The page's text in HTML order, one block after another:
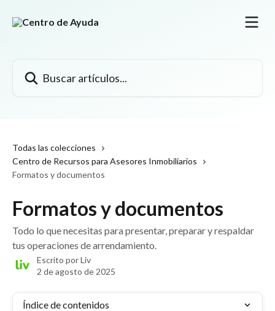
Todas las colecciones
Centro de Recursos para Asesores Inmobiliarios
Formatos y documentos
Formatos y documentos
Todo lo que necesitas para presentar, preparar y respaldar
tus operaciones de arrendamiento.
Escrito porLiv
2 de agosto de 2025
Índice de contenidos